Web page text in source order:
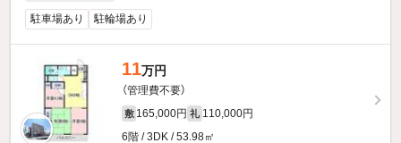
駐車場あり 駐輪場あり
11万円
（管理費不要）
敷 165,000円 礼 110,000円
6階 / 3DK / 53.98㎡